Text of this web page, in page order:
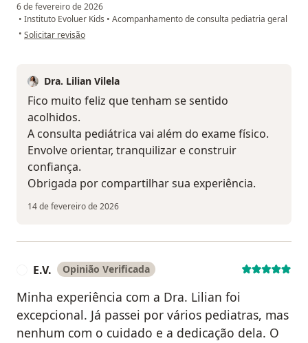
6 de fevereiro de 2026
• Instituto Evoluer Kids • Acompanhamento de consulta pediatria geral
• na opinião do utilizador Sandro de carvalho
Solicitar revisão
Dra. Lilian Vilela
Fico muito feliz que tenham se sentido
acolhidos.
A consulta pediátrica vai além do exame físico.
Envolve orientar, tranquilizar e construir
confiança.
Obrigada por compartilhar sua experiência.
14 de fevereiro de 2026
E.V. Opinião Verificada
Minha experiência com a Dra. Lilian foi
excepcional. Já passei por vários pediatras, mas
nenhum com o cuidado e a dedicação dela. O